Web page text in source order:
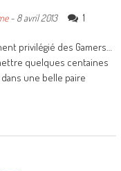
- 8 avril 2013 1
privilégié des Gamers…
quelques centaines
une belle paire